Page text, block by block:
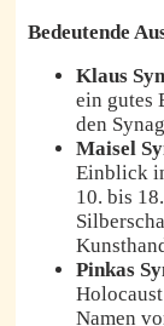
Bedeutende
Klaus
ein gutes
den
Maisel
Einblick
10. bis
Pinkas
Namen